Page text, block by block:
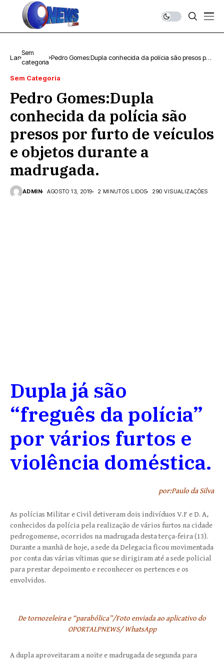
Lar
Sem
categoria
Pedro Gomes:Dupla conhecida da polícia são presos por
Sem Categoria
Pedro Gomes:Dupla
conhecida da polícia são
presos por furto de veículos
e objetos durante a
madrugada.
ADMIN AGOSTO 13, 2019 2 MINUTOS LIDOS 290 VISUALIZAÇÕES
Dupla já são
“freguês da polícia”
por vários furtos e
violência doméstica.
por:Paulo da Silva
As polícias Militar e Civil detiveram dois indivíduos V.F e D. A,
conhecidos da polícia pela realização de vários furtos na cidade
pedrogomense, ocorridos na madrugada desta terça-feira (13).
Durante a manhã de hoje, a sede da Delegacia ficou movimentada
por conta das várias vítimas que se dirigiram até a sede policial
para prestar depoimento e reconhecer os pertences e os
envolvidos.
De tornozeleira e “parabólica”/Foto enviada ao aplicativo do
OPORTALPNEWS/ WhatsApp
A dupla aproveitaram a noite e madrugada de segunda para